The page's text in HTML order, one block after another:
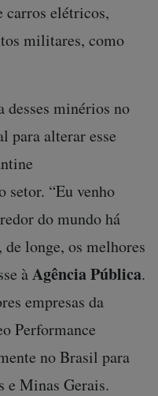
carros elétricos,
militares, como
desses minérios no
para alterar esse
setor. “Eu venho
do mundo há
longe, os melhores
àAgência Pública.
empresas da
Performance
no Brasil para
e Minas Gerais.